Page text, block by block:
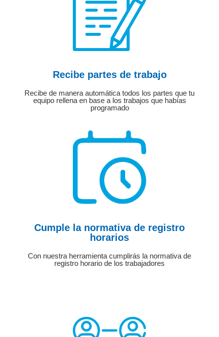
Recibe partes de trabajo
Recibe de manera automática todos los partes que tu
equipo rellena en base a los trabajos que habías
programado
Cumple la normativa de registro
horarios
Con nuestra herramienta cumplirás la normativa de
registro horario de los trabajadores